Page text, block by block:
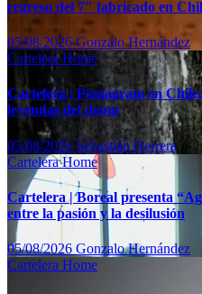
regreso del 7″ fabricado en
05/08/2026Gonzalo Hernández
Cartelera Home
Cartelera | Pentagram en Chile:
leyendas del doom
05/08/2026 Sebastián Herrera
CarteleraHome
Cartelera | Boreal presenta
entre la pasión y la desilusión
05/08/2026 Gonzalo Hernández
Cartelera Home